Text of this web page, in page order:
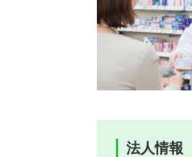
法人情報